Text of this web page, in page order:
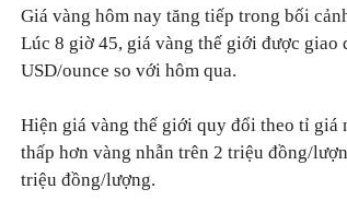
Giá vàng hôm nay tăng tiếp trong bối
Lúc 8 giờ 45, giá vàng thế giới được giao
USD/ounce so với hôm qua.
Hiện giá vàng thế giới quy đổi theo tỉ
thấp hơn vàng nhẫn trên 2 triệu đồng/
triệu đồng/lượng.